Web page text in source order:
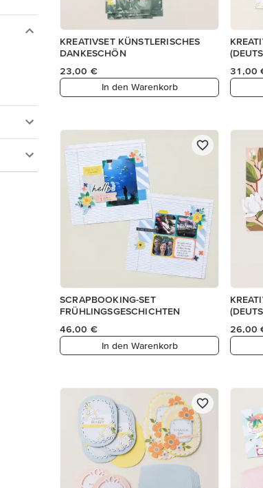
KREATIVSET KÜNSTLERISCHES
DANKESCHÖN
23,00 €
In den Warenkorb
31,00
SCRAPBOOKING-SET
FRÜHLINGSGESCHICHTEN
46,00 €
In den Warenkorb
26,00